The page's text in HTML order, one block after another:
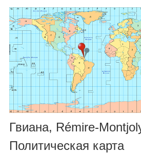
Гвиана, Rémire-
Политическая карта